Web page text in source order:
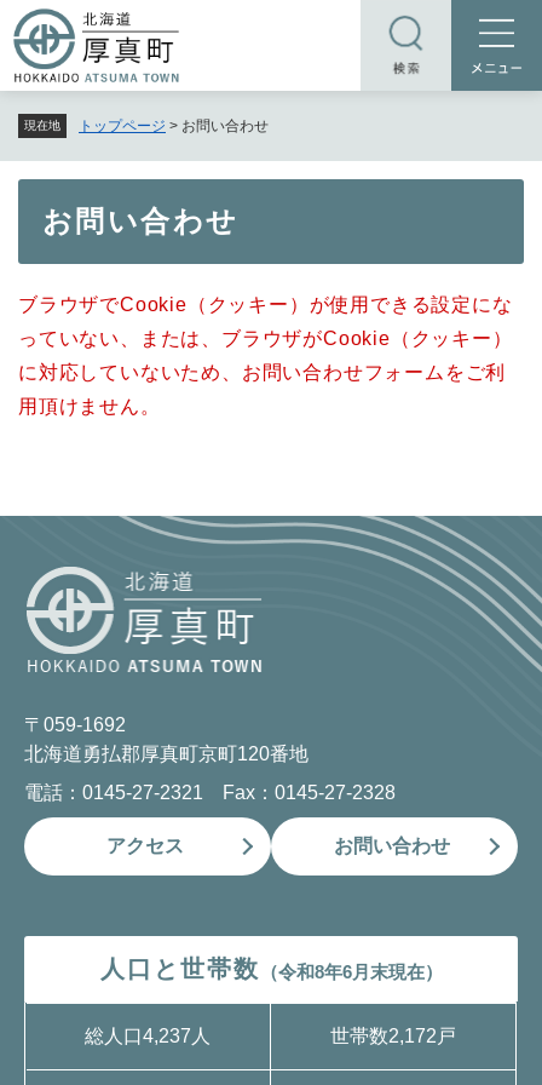
ー
ジ
頭
で
現在地 トップページ > お問い合わせ
お問い合わせ
ブラウザでCookie（クッキー）が使用できる設定にな
っていない、または、ブラウザがCookie（クッキー）
に対応していないため、お問い合わせフォームをご利
用頂けません。
〒059-1692
北海道勇払郡厚真町京町120番地
電話：0145-27-2321 Fax：0145-27-2328
アクセス お問い合わせ
人口と世帯数 （令和8年6月末現在）
総人口4,237人 世帯数2,172戸